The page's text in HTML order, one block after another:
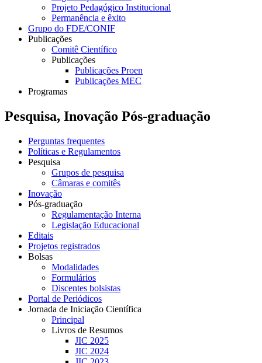
Projeto Pedagógico Institucional
Permanência e êxito
Grupo do FDE/CONIF
Publicações
Comitê Científico
Publicações
Publicações Proen
Publicações MEC
Programas
Pesquisa, Inovação Pós-graduação
Perguntas frequentes
Políticas e Regulamentos
Pesquisa
Grupos de pesquisa
Câmaras e comitês
Inovação
Pós-graduação
Regulamentação Interna
Legislação Educacional
Editais
Projetos registrados
Bolsas
Modalidades
Formulários
Discentes bolsistas
Portal de Periódicos
Jornada de Iniciação Científica
Principal
Livros de Resumos
JIC 2025
JIC 2024